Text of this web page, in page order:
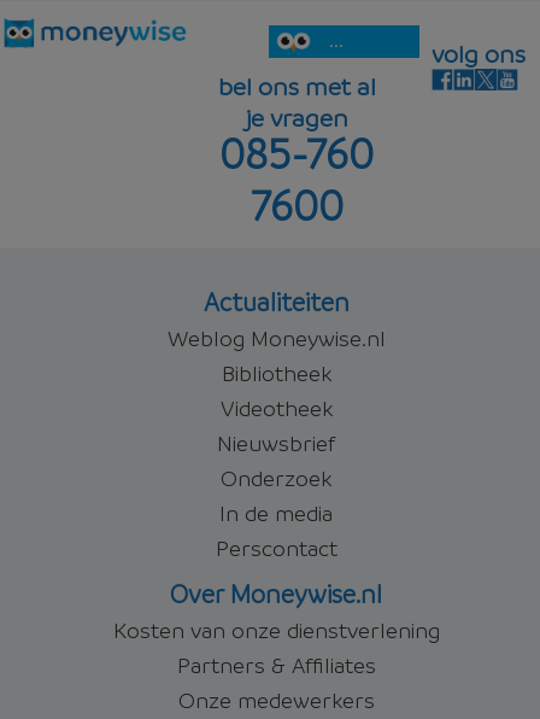
...
bel ons met al
je vragen
085-760
7600
volg ons
Actualiteiten
Weblog Moneywise.nl
Bibliotheek
Videotheek
Nieuwsbrief
Onderzoek
In de media
Perscontact
Over Moneywise.nl
Kosten van onze dienstverlening
Partners & Affiliates
Onze medewerkers